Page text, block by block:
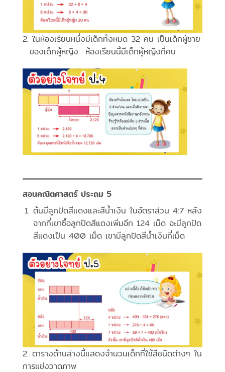
2. ในห้องเรียนหนึ่งมีเด็กทั้งหมด 32 คน เป็นเด็กผู้ชาย
ของเด็กผู้หญิง ห้องเรียนนี้มีเด็กผู้หญิงกี่คน
สอนคณิตศาสตร์ ประถม 5
ต้นมีลูกปัดสีแดงและสีน้ำเงิน ในอัตราส่วน 4:7 หลัง
จากที่เขาซื้อลูกปัดสีแดงเพิ่มอีก 124 เม็ด จะมีลูกปัด
สีแดงเป็น 400 เม็ด เขามีลูกปัดสีน้ำเงินกี่เม็ด
2. ตารางด้านล่างนี้แสดงจำนวนเด็กที่ใช้สีชนิดต่างๆ ใน
การแข่งวาดภาพ